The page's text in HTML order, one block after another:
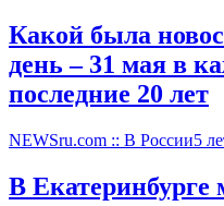
Какой была
день – 31 мая в
последние 20 лет
NEWSru.com :: В России5
В